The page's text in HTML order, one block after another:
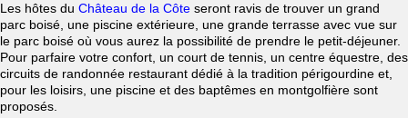
Les hôtes du Château de la Côte seront ravis de trouver un grand
parc boisé, une piscine extérieure, une grande terrasse avec vue sur
le parc boisé où vous aurez la possibilité de prendre le petit-déjeuner.
Pour parfaire votre confort, un court de tennis, un centre équestre, des
circuits de randonnée restaurant dédié à la tradition périgourdine et,
pour les loisirs, une piscine et des baptêmes en montgolfière sont
proposés.